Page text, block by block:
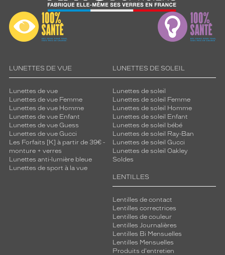
LUNETTES DE VUE
Lunettes de vue
Lunettes de vue Femme
Lunettes de vue Homme
Lunettes de vue Enfant
Lunettes de vue Guess
Lunettes de vue Gucci
Les Forfaits [K] à partir de 39€ -
monture + verres
Lunettes anti-lumière bleue
Lunettes de sport à la vue
LUNETTES DE SOLEIL
Lunettes de soleil
Lunettes de soleil Femme
Lunettes de soleil Homme
Lunettes de soleil Enfant
Lunettes de soleil bébé
Lunettes de soleil Ray-Ban
Lunettes de soleil Gucci
Lunettes de soleil Oakley
Soldes
LENTILLES
Lentilles de contact
Lentilles correctrices
Lentilles de couleur
Lentilles Journalières
Lentilles Bi Mensuelles
Lentilles Mensuelles
Produits d'entretien